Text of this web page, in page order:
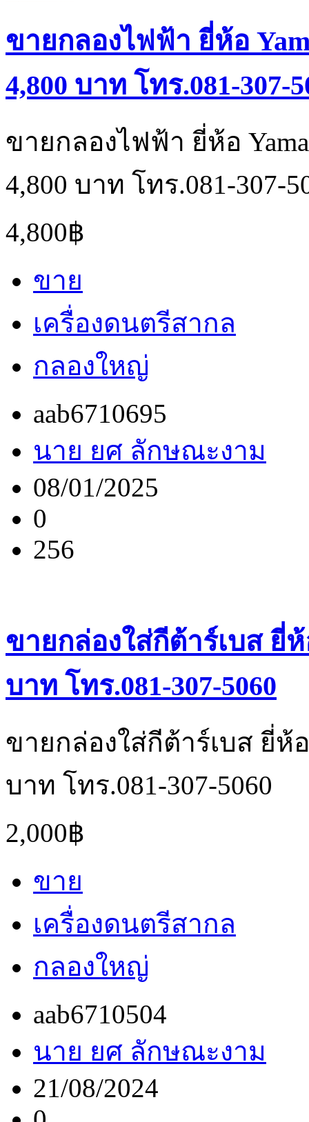
ขายกลองไฟฟ้า ยี่ห้อ
4,800 บาท โทร.081-307-
ขายกลองไฟฟ้า ยี่ห้อ
4,800 บาท โทร.081-307-
4,800฿
ขาย
เครื่องดนตรีสากล
กลองใหญ่
aab6710695
นาย ยศ ลักษณะงาม
08/01/2025
0
256
ขายกล่องใส่กีต้าร์เบส ยี่
บาท โทร.081-307-5060
ขายกล่องใส่กีต้าร์เบส ยี่ห้
บาท โทร.081-307-5060
2,000฿
ขาย
เครื่องดนตรีสากล
กลองใหญ่
aab6710504
นาย ยศ ลักษณะงาม
21/08/2024